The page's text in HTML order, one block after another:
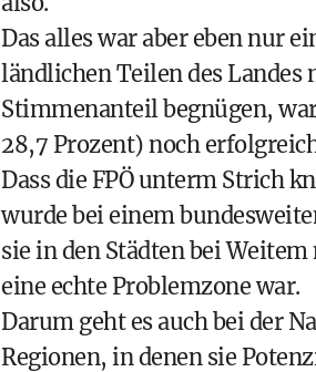
Das alles war aber eben nur
ländlichen Teilen des
Stimmenanteil begnügen,
28,7 Prozent) noch
Dass die FPÖ unterm Strich
wurde bei einem
sie in den Städten bei
eine echte Problemzone war.
Darum geht es auch bei der
Regionen, in denen sie